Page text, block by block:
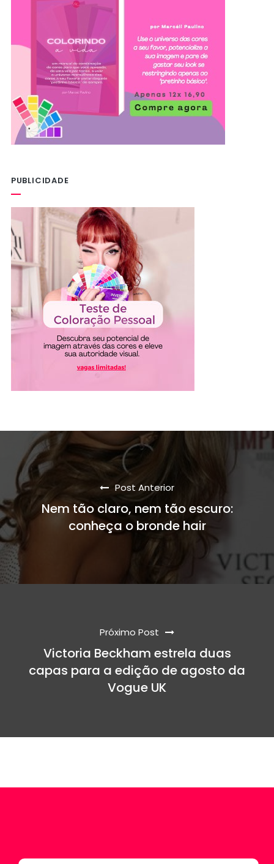
PUBLICIDADE
Post Anterior
Nem tão claro, nem tão escuro:
conheça o bronde hair
Próximo Post
Victoria Beckham estrela duas
capas para a edição de agosto da
Vogue UK